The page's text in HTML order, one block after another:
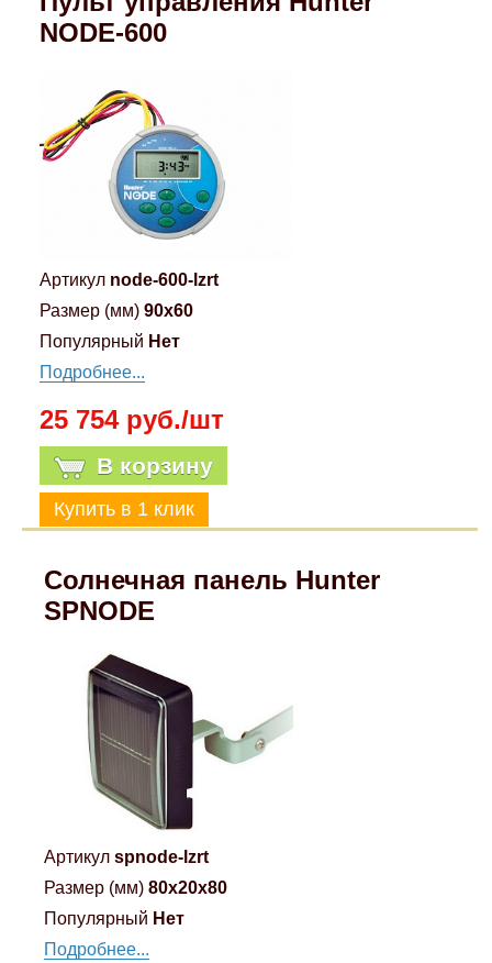
NODE-600
Артикул node-600-lzrt
Размер (мм) 90x60
Популярный Нет
Подробнее...
25 754 руб./шт
В корзину
Солнечная панель Hunter
SPNODE
Артикул spnode-lzrt
Размер (мм) 80x20x80
Популярный Нет
Подробнее...